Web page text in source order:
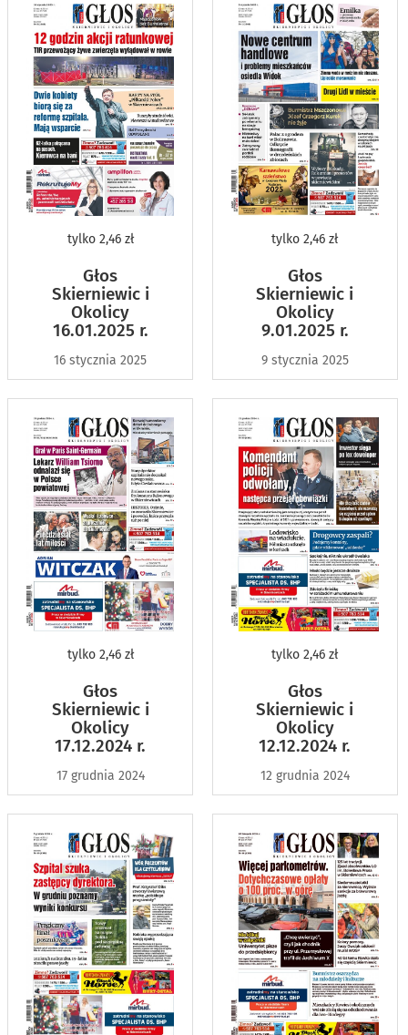
tylko2,46 zł
Głos
Skierniewic i
Okolicy
16.01.2025 r.
16 stycznia 2025
tylko 2,46 zł
Głos
Skierniewic i
Okolicy
9.01.2025 r.
9 stycznia 2025
tylko2,46 zł
Głos
Skierniewic i
Okolicy
17.12.2024 r.
17 grudnia 2024
tylko 2,46 zł
Głos
Skierniewic i
Okolicy
12.12.2024 r.
12 grudnia 2024